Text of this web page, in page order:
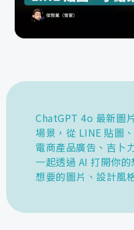
ChatGPT 4o 最新圖
場景，從 LINE 貼圖
電商產品廣告、吉卜
一起透過 AI 打開你
想要的圖片、設計風